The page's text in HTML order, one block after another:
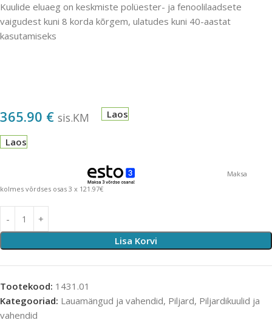
Kuulide eluaeg on keskmiste polüester- ja fenoolilaadsete
vaigudest kuni 8 korda kõrgem, ulatudes kuni 40-aastat
kasutamiseks
365.90 € sis.KM Laos
Laos
Maksa
kolmes võrdses osas 3 x 121.97€
Lisa Korvi
Tootekood: 1431.01
Kategooriad: Lauamängud ja vahendid, Piljard, Piljardikuulid ja
vahendid